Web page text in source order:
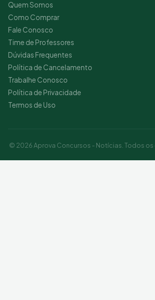
Quem Somos
Como Comprar
Fale Conosco
Time de Professores
Dúvidas Frequentes
Política de Cancelamento
Trabalhe Conosco
Política de Privacidade
Termos de Uso
© 2026 Aprova Concursos - Notícias. Todos